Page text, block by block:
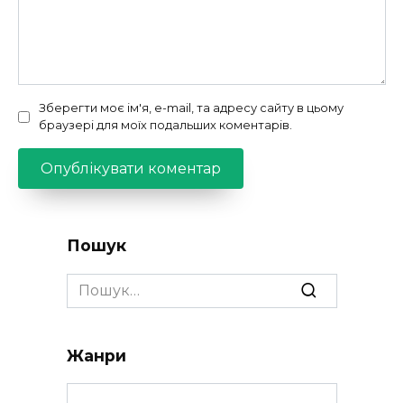
Зберегти моє ім'я, e-mail, та адресу сайту в цьому
браузері для моїх подальших коментарів.
Пошук
Search
for:
Жанри